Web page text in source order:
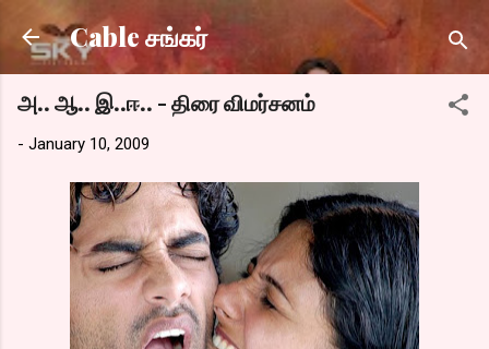
Skip to main content
Cable சங்கர்
அ.. ஆ.. இ..ஈ.. - திரை விமர்சனம்
- January 10, 2009